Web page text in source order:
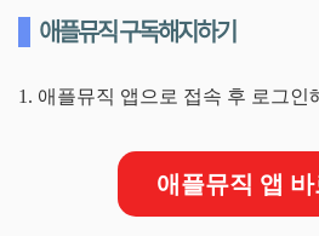
애플뮤직 구독해지하기
1. 애플뮤직 앱으로 접속 후 로그인
애플뮤직 앱 바